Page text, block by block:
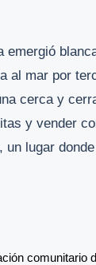
al mar por
cerca y
y vender
lugar
comunitario